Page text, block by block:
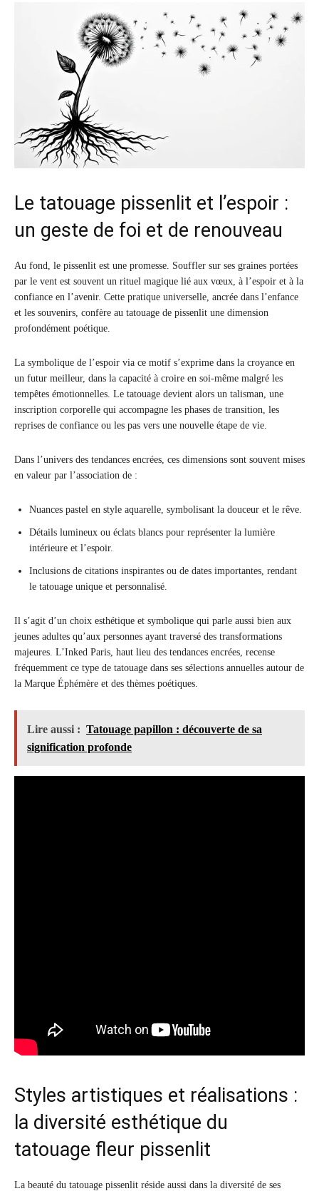
Le tatouage pissenlit et l’espoir :
un geste de foi et de renouveau
Au fond, le pissenlit est une promesse. Souffler sur ses graines portées
par le vent est souvent un rituel magique lié aux vœux, à l’espoir et à la
confiance en l’avenir. Cette pratique universelle, ancrée dans l’enfance
et les souvenirs, confère au tatouage de pissenlit une dimension
profondément poétique.
La symbolique de l’espoir via ce motif s’exprime dans la croyance en
un futur meilleur, dans la capacité à croire en soi-même malgré les
tempêtes émotionnelles. Le tatouage devient alors un talisman, une
inscription corporelle qui accompagne les phases de transition, les
reprises de confiance ou les pas vers une nouvelle étape de vie.
Dans l’univers des tendances encrées, ces dimensions sont souvent mises
en valeur par l’association de :
Nuances pastel en style aquarelle, symbolisant la douceur et le rêve.
Détails lumineux ou éclats blancs pour représenter la lumière
intérieure et l’espoir.
Inclusions de citations inspirantes ou de dates importantes, rendant
le tatouage unique et personnalisé.
Il s’agit d’un choix esthétique et symbolique qui parle aussi bien aux
jeunes adultes qu’aux personnes ayant traversé des transformations
majeures. L’Inked Paris, haut lieu des tendances encrées, recense
fréquemment ce type de tatouage dans ses sélections annuelles autour de
la Marque Éphémère et des thèmes poétiques.
Lire aussi : Tatouage papillon : découverte de sa
signification profonde
Styles artistiques et réalisations :
la diversité esthétique du
tatouage fleur pissenlit
La beauté du tatouage pissenlit réside aussi dans la diversité de ses